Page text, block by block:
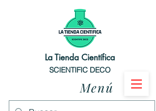
La Tienda Científica
SCIENTIFIC DECO
Menú